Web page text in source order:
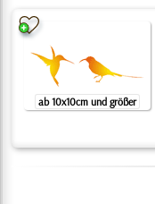
ab 10x10cm und größer